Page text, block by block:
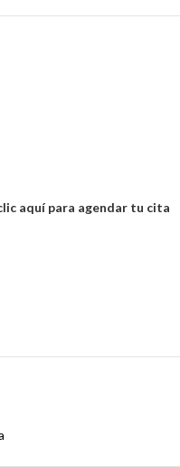
aquí para agendar tu cita